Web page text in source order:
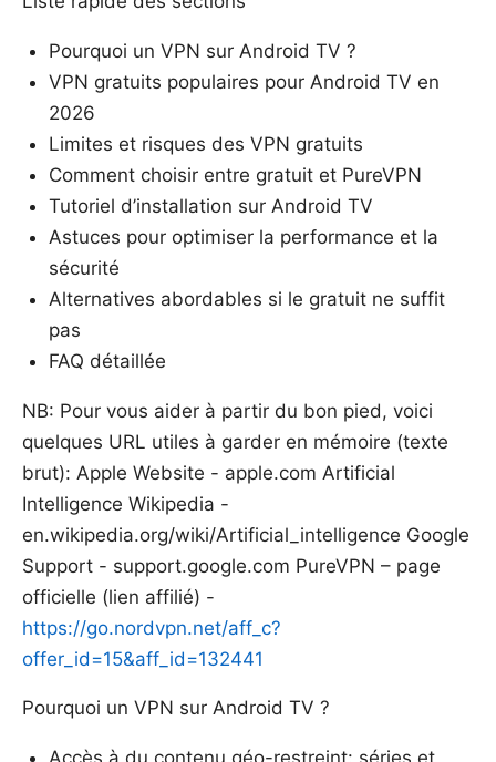
Pourquoi un VPN sur Android TV ?
VPN gratuits populaires pour Android TV en
2026
Limites et risques des VPN gratuits
Comment choisir entre gratuit et PureVPN
Tutoriel d’installation sur Android TV
Astuces pour optimiser la performance et la
sécurité
Alternatives abordables si le gratuit ne suffit
pas
FAQ détaillée
NB: Pour vous aider à partir du bon pied, voici
quelques URL utiles à garder en mémoire (texte
brut): Apple Website - apple.com Artificial
Intelligence Wikipedia -
en.wikipedia.org/wiki/Artificial_intelligence Google
Support - support.google.com PureVPN – page
officielle (lien affilié) -
https://go.nordvpn.net/aff_c?
offer_id=15&aff_id=132441
Pourquoi un VPN sur Android TV ?
Accès à du contenu géo-restreint: séries et